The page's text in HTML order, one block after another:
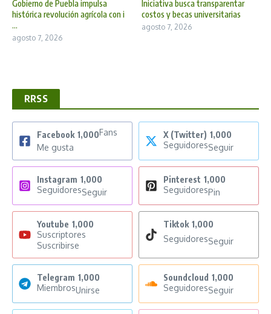
Gobierno de Puebla impulsa
histórica revolución agrícola con i
...
agosto 7, 2026
Iniciativa busca transparentar
costos y becas universitarias
agosto 7, 2026
RRSS
Facebook 1,000Fans
Me gusta
X (Twitter) 1,000
SeguidoresSeguir
Instagram 1,000
SeguidoresSeguir
Pinterest 1,000
SeguidoresPin
Youtube 1,000
Suscriptores
Suscribirse
Tiktok 1,000
SeguidoresSeguir
Telegram 1,000
MiembrosUnirse
Soundcloud 1,000
SeguidoresSeguir